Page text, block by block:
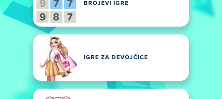
BROJEVI IGRE
IGRE ZA DEVOJČICE